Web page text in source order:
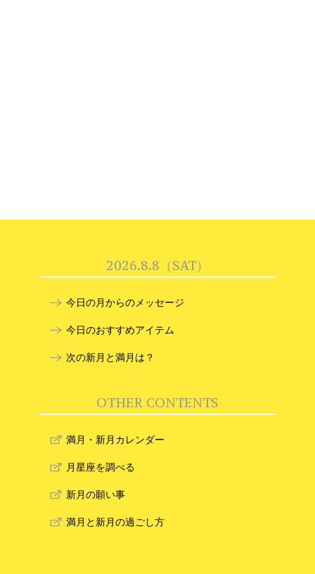
2026.8.8（SAT）
今日の月からのメッセージ
今日のおすすめアイテム
次の新月と満月は？
OTHER CONTENTS
満月・新月カレンダー
月星座を調べる
新月の願い事
満月と新月の過ごし方